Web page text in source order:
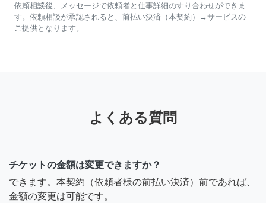
依頼相談後、メッセージで依頼者と仕事詳細のすり合わせができま
す。依頼相談が承認されると、前払い決済（本契約）→サービスの
ご提供となります。
よくある質問
チケットの金額は変更できますか？
できます。本契約（依頼者様の前払い決済）前であれば、
金額の変更は可能です。